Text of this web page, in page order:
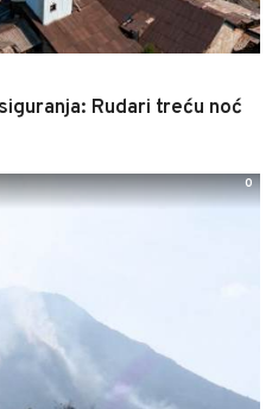
Rudari treću noć
0